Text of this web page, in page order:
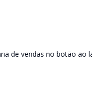
de vendas no botão ao